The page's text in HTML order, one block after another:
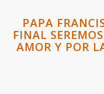
PAPA
FINAL
AMOR Y POR